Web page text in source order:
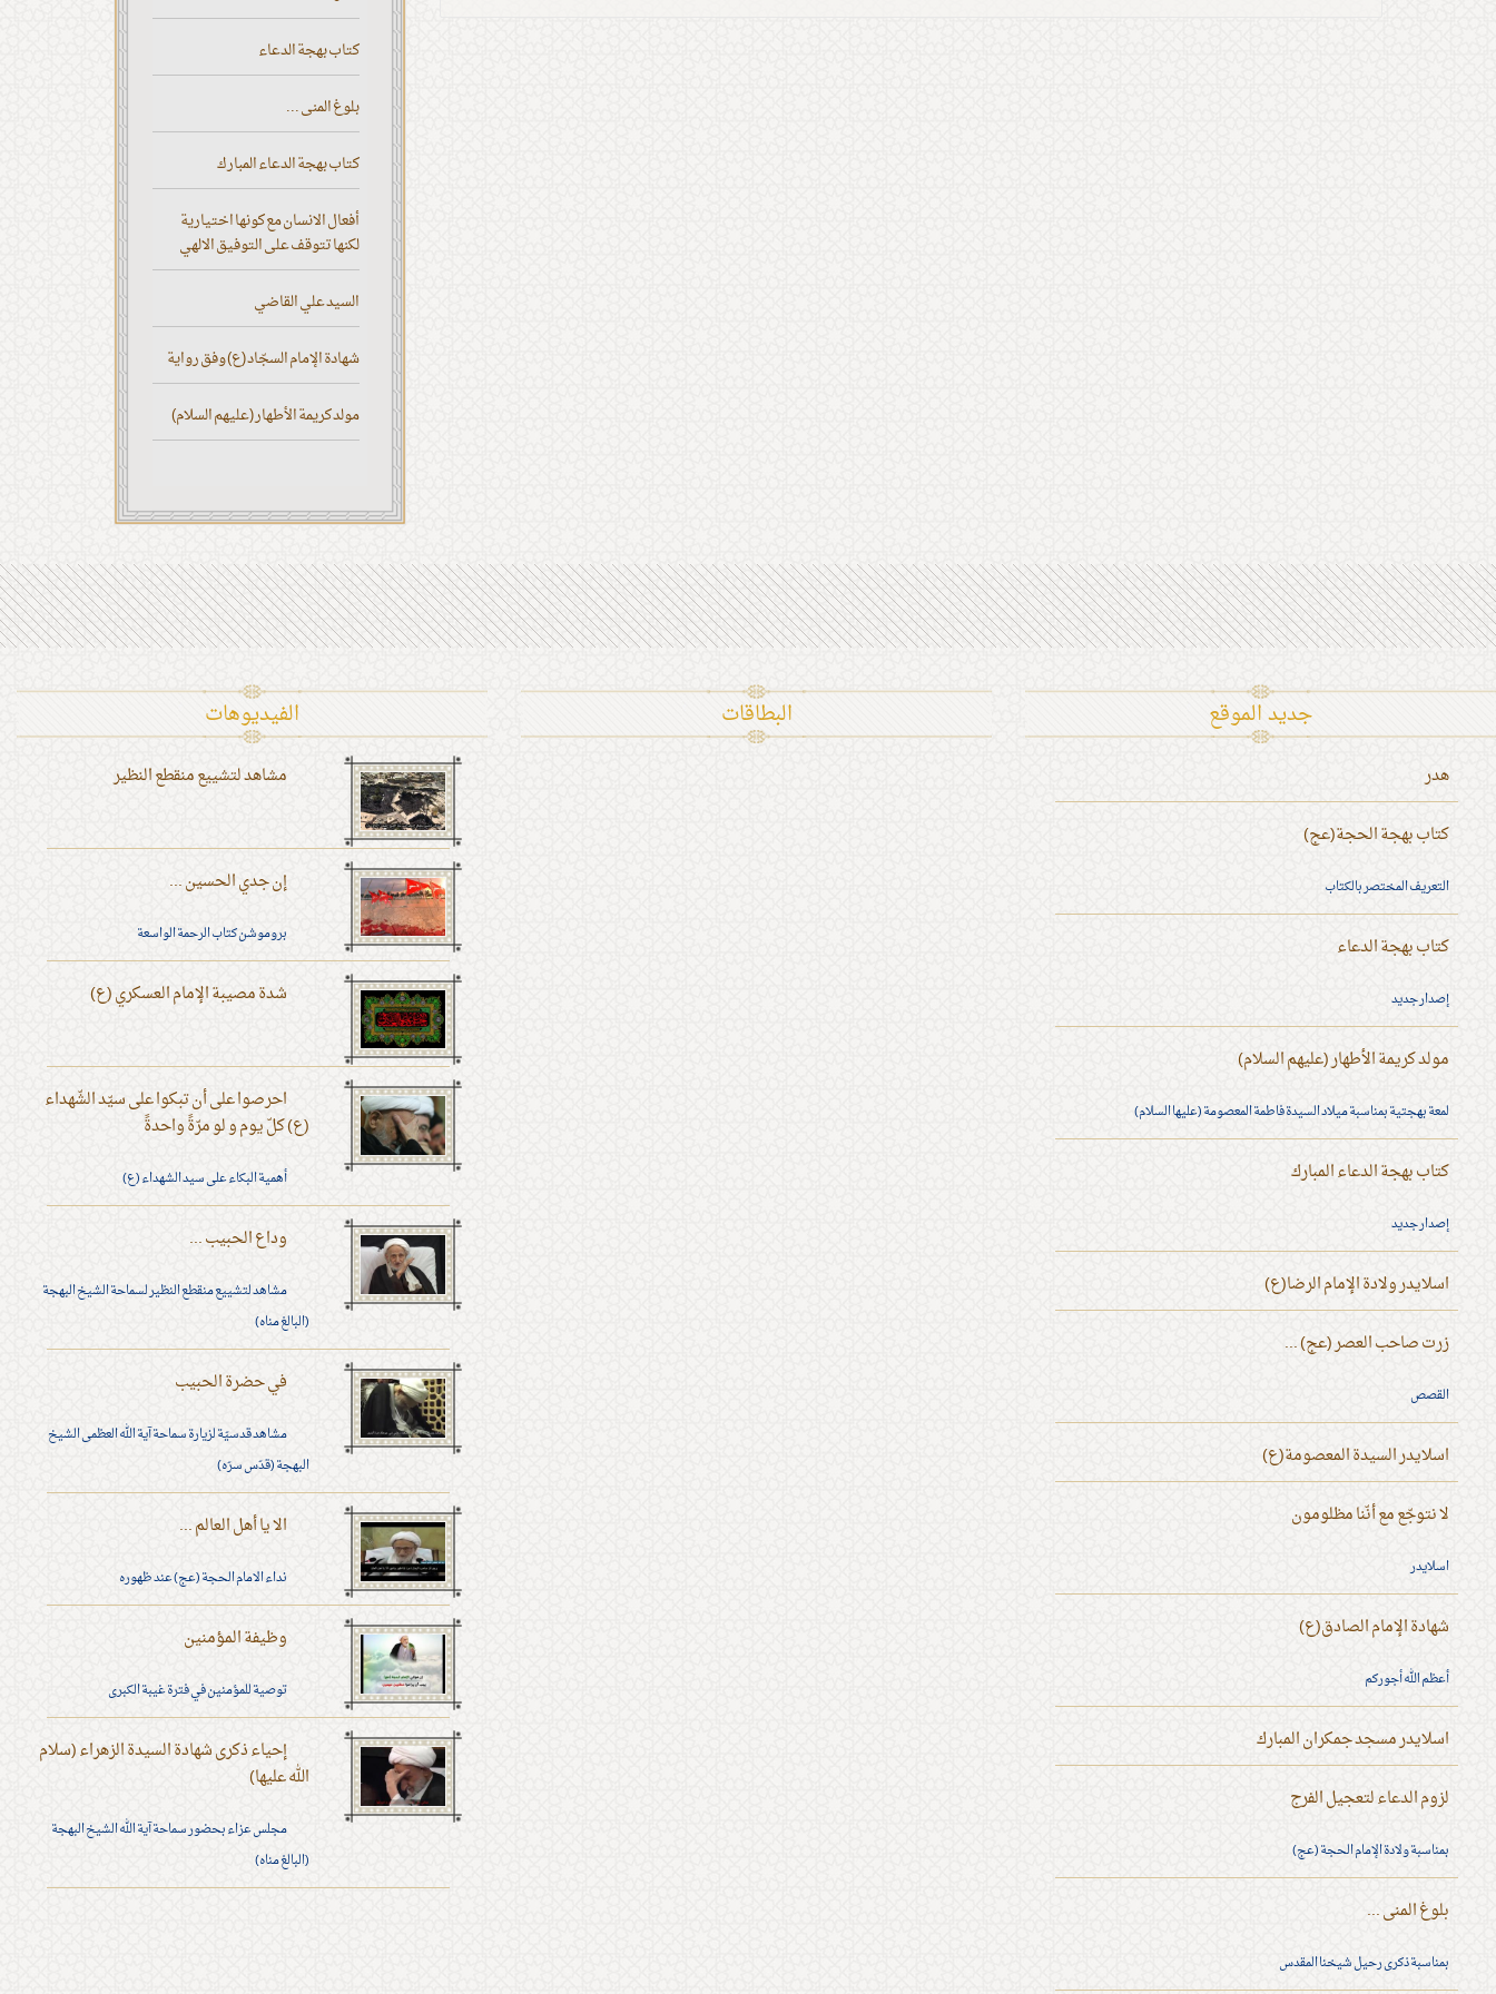
كتاب بهجة الدعاء
بلوغ المنى ...
كتاب بهجة الدعاء المبارك
أفعال الانسان مع كونها اختيارية
لكنها تتوقف على التوفيق الالهي
السيد علي القاضي
شهادة الإمام السجّاد (ع) وفق رواية
مولد كريمة الأطهار (عليهم السلام)
الفیدیوهات
مشاهد لتشييع منقطع النظير
إن جدي الحسين ...
بروموشن كتاب الرحمة الواسعة
شدة مصيبة الإمام العسكري (ع)
احرصوا على أن تبكوا على سيّد الشّهداء
(ع) كلّ يوم و لو مرّةً واحدةً
أهمية البكاء على سيد الشهداء (ع)
وداع الحبيب ...
مشاهد لتشييع منقطع النظير لسماحة الشيخ البهجة
(البالغ مناه)
في حضرة الحبيب
مشاهد قدسيّة لزيارة سماحة آية الله العظمى الشيخ
البهجة (قدّس سرّه)
الا يا أهل العالم ...
نداء الامام الحجة (عج) عند ظهوره
وظيفة المؤمنين
توصية للمؤمنين في فترة غيبة الكبرى
إحياء ذكرى شهادة السيدة الزهراء (سلام
الله عليها)
مجلس عزاء بحضور سماحة آية الله الشيخ البهجة
(البالغ مناه)
البطاقات جديد الموقع
هدر
كتاب بهجة الحجة(عج)
التعريف المختصر بالكتاب
كتاب بهجة الدعاء
إصدار جديد
مولد كريمة الأطهار (عليهم السلام)
لمعة بهجتية بمناسبة ميلاد السيدة فاطمة المعصومة (عليها السلام)
كتاب بهجة الدعاء المبارك
إصدار جديد
اسلايدر ولادة الإمام الرضا(ع)
زرت صاحب العصر (عج) ...
القصص
اسلايدر السيدة المعصومة(ع)
لا نتوجّع مع أنّنا مظلومون
اسلايدر
شهادة الإمام الصادق(ع)
أعظم الله أجوركم
اسلايدر مسجد جمكران المبارك
لزوم الدعاء لتعجيل الفرج
بمناسبة ولادة الإمام الحجة (عج)
بلوغ المنى ...
بمناسبة ذكرى رحيل شيخنا المقدس